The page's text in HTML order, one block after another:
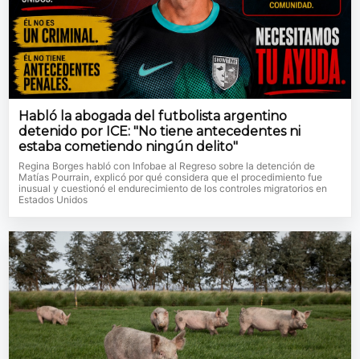
Habló la abogada del futbolista argentino
detenido por ICE: "No tiene antecedentes ni
estaba cometiendo ningún delito"
Regina Borges habló con Infobae al Regreso sobre la detención de
Matías Pourrain, explicó por qué considera que el procedimiento fue
inusual y cuestionó el endurecimiento de los controles migratorios en
Estados Unidos